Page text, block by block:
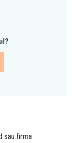
sau firma